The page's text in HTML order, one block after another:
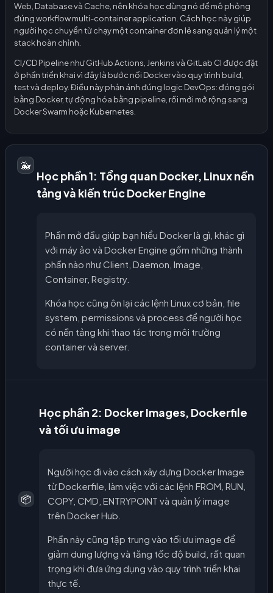
Web, Database và Cache, nên khóa học dùng nó để mô phỏng
đúng workflow multi-container application. Cách học này giúp
người học chuyển từ chạy một container đơn lẻ sang quản lý một
stack hoàn chỉnh.
CI/CD Pipeline như GitHub Actions, Jenkins và GitLab CI được đặt
ở phần triển khai vì đây là bước nối Docker vào quy trình build,
test và deploy. Điều này phản ánh đúng logic DevOps: đóng gói
bằng Docker, tự động hóa bằng pipeline, rồi mới mở rộng sang
Docker Swarm hoặc Kubernetes.
🐳
Học phần 1: Tổng quan Docker, Linux nền
tảng và kiến trúc Docker Engine
Phần mở đầu giúp bạn hiểu Docker là gì, khác gì
với máy ảo và Docker Engine gồm những thành
phần nào như Client, Daemon, Image,
Container, Registry.
Khóa học cũng ôn lại các lệnh Linux cơ bản, file
system, permissions và process để người học
có nền tảng khi thao tác trong môi trường
container và server.
📦
Học phần 2: Docker Images, Dockerfile
và tối ưu image
Người học đi vào cách xây dựng Docker Image
từ Dockerfile, làm việc với các lệnh FROM, RUN,
COPY, CMD, ENTRYPOINT và quản lý image
trên Docker Hub.
Phần này cũng tập trung vào tối ưu image để
giảm dung lượng và tăng tốc độ build, rất quan
trọng khi đưa ứng dụng vào quy trình triển khai
thực tế.